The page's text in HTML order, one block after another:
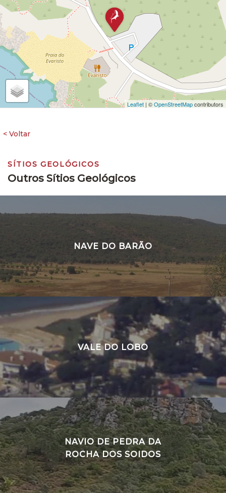
Leaflet | ©OpenStreetMapcontributors
SÍTIOS GEOLÓGICOS
Outros Sítios Geológicos
NAVE DO BARÃO
VALE DO LOBO
NAVIO DE PEDRA DA
ROCHA DOS SOIDOS